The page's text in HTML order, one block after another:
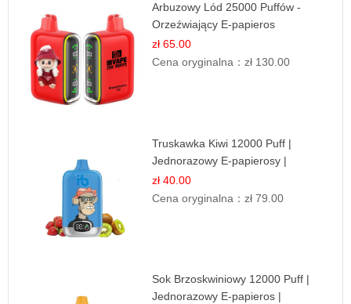
Arbuzowy Lód 25000 Puffów -
Orzeźwiający E-papieros
Jednorazowy
zł 65.00
Cena oryginalna：zł 130.00
Truskawka Kiwi 12000 Puff |
Jednorazowy E-papierosy |
Owocowa Mieszanka
zł 40.00
Cena oryginalna：zł 79.00
Sok Brzoskwiniowy 12000 Puff |
Jednorazowy E-papieros |